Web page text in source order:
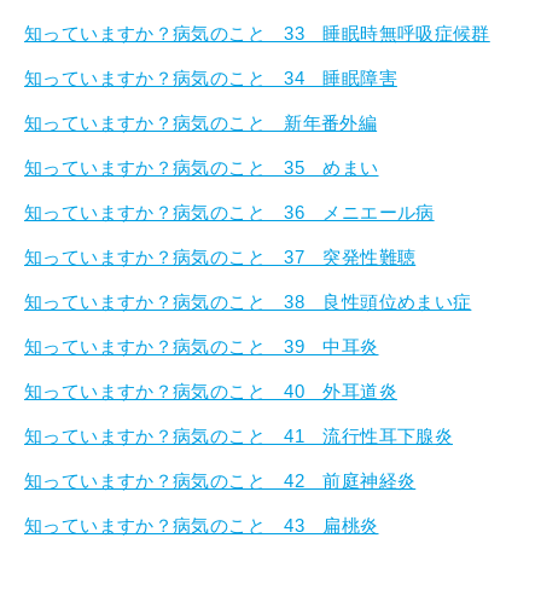
知っていますか？病気のこと 33 睡眠時無呼吸症候群
知っていますか？病気のこと 34 睡眠障害
知っていますか？病気のこと 新年番外編
知っていますか？病気のこと 35 めまい
知っていますか？病気のこと 36 メニエール病
知っていますか？病気のこと 37 突発性難聴
知っていますか？病気のこと 38 良性頭位めまい症
知っていますか？病気のこと 39 中耳炎
知っていますか？病気のこと 40 外耳道炎
知っていますか？病気のこと 41 流行性耳下腺炎
知っていますか？病気のこと 42 前庭神経炎
知っていますか？病気のこと 43 扁桃炎